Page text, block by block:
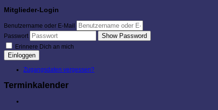
Mitglieder-Login
Benutzername oder E-Mail
Passwort
Show Password
Erinnere Dich an mich
Einloggen
Zugangsdaten vergessen?
Terminkalender